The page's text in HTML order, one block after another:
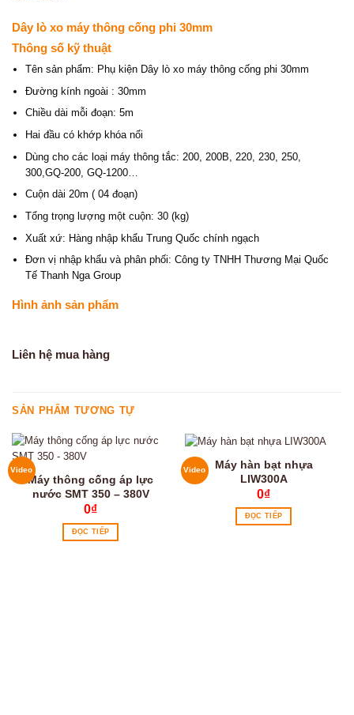
Dây lò xo máy thông cống phi 30mm
Thông số kỹ thuật
Tên sản phẩm: Phụ kiện Dây lò xo máy thông cống phi 30mm
Đường kính ngoài : 30mm
Chiều dài mỗi đoạn: 5m
Hai đầu có khớp khóa nối
Dùng cho các loại máy thông tắc: 200, 200B, 220, 230, 250,
300,GQ-200, GQ-1200…
Cuộn dài 20m ( 04 đoạn)
Tổng trọng lượng một cuộn: 30 (kg)
Xuất xứ: Hàng nhập khẩu Trung Quốc chính ngạch
Đơn vị nhập khẩu và phân phối: Công ty TNHH Thương Mại Quốc
Tế Thanh Nga Group
Hình ảnh sản phẩm
Liên hệ mua hàng
SẢN PHẨM TƯƠNG TỰ
Video
Máy thông cống áp lực
nước SMT 350 – 380V
0₫
ĐỌC TIẾP
Video
Máy hàn bạt nhựa
LIW300A
0₫
ĐỌC TIẾP